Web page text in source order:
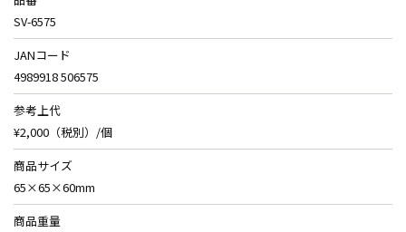
SV-6575
JANコード
4989918 506575
参考上代
¥2,000（税別）/個
商品サイズ
65×65×60mm
商品重量